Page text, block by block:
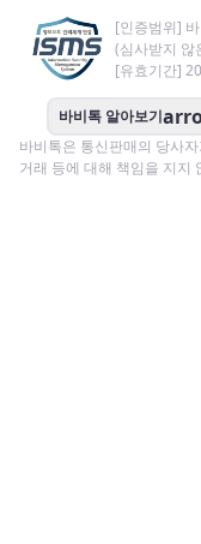
[인증범위]
(심사받지 않
[유효기간]
바비톡 알아보기
바비톡은 통신판매의 당사
거래 등에 대해 책임을 지지